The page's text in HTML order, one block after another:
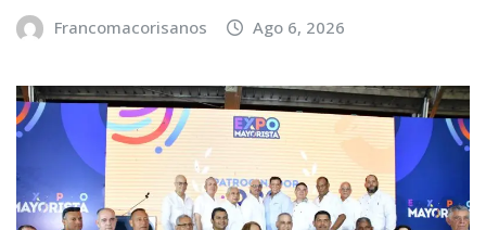
Francomacorisanos Ago 6, 2026